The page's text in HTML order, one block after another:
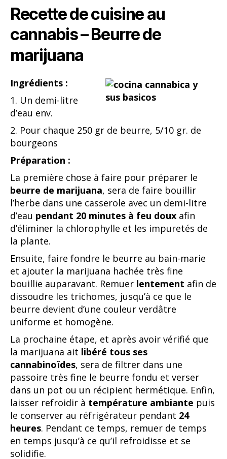
Recette de cuisine au
cannabis – Beurre de
marijuana
Ingrédients :
1. Un demi-litre
d’eau env.
2. Pour chaque 250 gr de beurre, 5/10 gr. de
bourgeons
Préparation :
La première chose à faire pour préparer le
beurre de marijuana, sera de faire bouillir
l’herbe dans une casserole avec un demi-litre
d’eau pendant 20 minutes à feu doux afin
d’éliminer la chlorophylle et les impuretés de
la plante.
Ensuite, faire fondre le beurre au bain-marie
et ajouter la marijuana hachée très fine
bouillie auparavant. Remuer lentement afin de
dissoudre les trichomes, jusqu’à ce que le
beurre devient d’une couleur verdâtre
uniforme et homogène.
La prochaine étape, et après avoir vérifié que
la marijuana ait libéré tous ses
cannabinoïdes, sera de filtrer dans une
passoire très fine le beurre fondu et verser
dans un pot ou un récipient hermétique. Enfin,
laisser refroidir à température ambiante puis
le conserver au réfrigérateur pendant 24
heures. Pendant ce temps, remuer de temps
en temps jusqu’à ce qu’il refroidisse et se
solidifie.